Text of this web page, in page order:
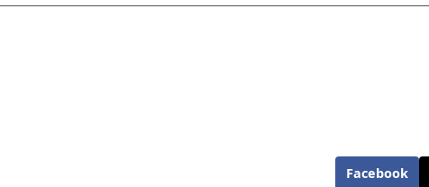
Facebook